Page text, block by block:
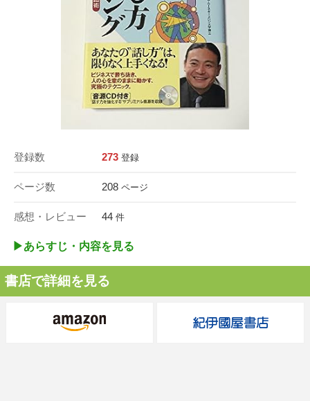
登録数 273 登録
ページ数 208 ページ
感想・レビュー 44 件
▶︎あらすじ・内容を見る
書店で詳細を見る